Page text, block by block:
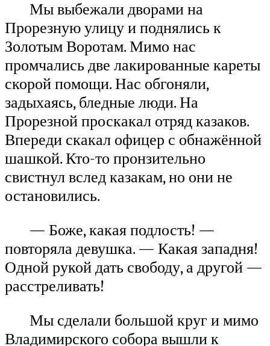
Мы выбежали дворами на
Прорезную улицу и поднялись к
Золотым Воротам. Мимо нас
промчались две лакированные кареты
скорой помощи. Нас обгоняли,
задыхаясь, бледные люди. На
Прорезной проскакал отряд казаков.
Впереди скакал офицер с обнажённой
шашкой. Кто-то пронзительно
свистнул вслед казакам, но они не
остановились.
— Боже, какая подлость! —
повторяла девушка. — Какая западня!
Одной рукой дать свободу, а другой —
расстреливать!
Мы сделали большой круг и мимо
Владимирского собора вышли к